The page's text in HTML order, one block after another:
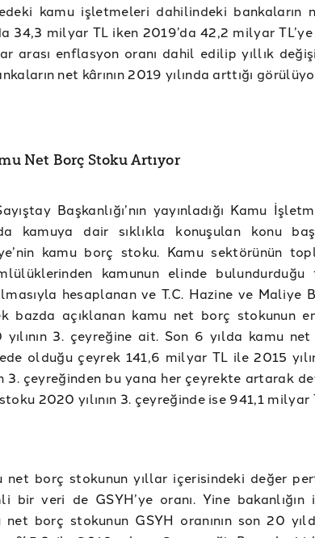
kamu işletmeleri dahilindeki
34,3 milyar TL iken 2019’da 42,2 milyar TL’ye
arası enflasyon oranı dahil edilip yıllık
net kârının 2019 yılında arttığı
Net Borç Stoku Artıyor
Başkanlığı’nın yayınladığı Kamu
kamuya dair sıklıkla konuşulan konu
kamu borç stoku. Kamu sektörünün
kamunun elinde bulundurduğu
hesaplanan ve T.C. Hazine ve Maliye
bazda açıklanan kamu net borç stokunun
3. çeyreğine ait. Son 6 yılda kamu
olduğu çeyrek 141,6 milyar TL ile 2015
3. çeyreğinden bu yana her çeyrekte artarak
2020 yılının 3. çeyreğinde ise 941,1 milyar
net borç stokunun yıllar içerisindeki değer
bir veri de GSYH’ye oranı. Yine
net borç stokunun GSYH oranının son 20